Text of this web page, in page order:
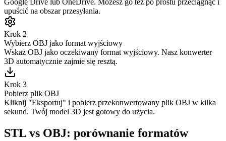
upuścić na obszar przesyłania.
Krok 2
Wybierz OBJ jako format wyjściowy
Wskaż OBJ jako oczekiwany format wyjściowy. Nasz konwerter
3D automatycznie zajmie się resztą.
Krok 3
Pobierz plik OBJ
Kliknij "Eksportuj" i pobierz przekonwertowany plik OBJ w kilka
sekund. Twój model 3D jest gotowy do użycia.
STL vs OBJ: porównanie formatów